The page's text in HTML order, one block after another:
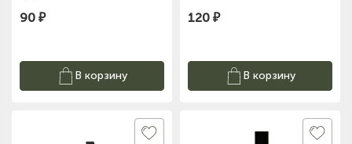
90 ₽
В корзину
120 ₽
В корзину